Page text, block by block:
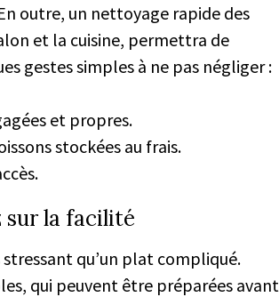
outre, un nettoyage rapide des
et la cuisine, permettra de
gestes simples à ne pas négliger :
et propres.
stockées au frais.
sur la facilité
stressant qu’un plat compliqué.
qui peuvent être préparées avant